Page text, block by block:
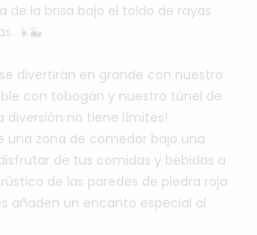
de la brisa bajo el toldo de rayas
☀️🐳
se divertirán en grande con nuestro
con tobogán y nuestro túnel de
diversión no tiene límites!
una zona de comedor bajo una
de tus comidas y bebidas a
rústico de las paredes de piedra roja
añaden un encanto especial al